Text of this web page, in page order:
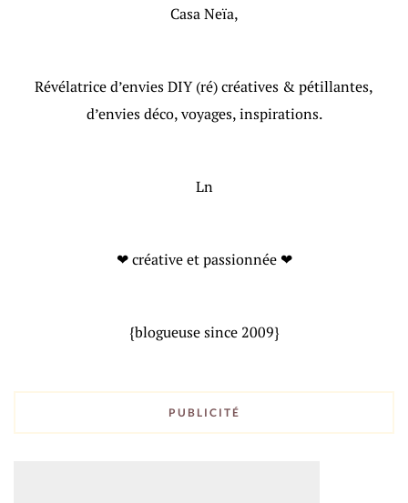
Casa Neïa,
Révélatrice d’envies DIY (ré) créatives & pétillantes,
d’envies déco, voyages, inspirations.
Ln
❤ créative et passionnée ❤
{blogueuse since 2009}
PUBLICITÉ